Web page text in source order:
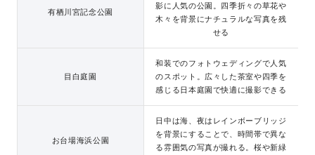
有栖川宮記念公園
影に人気の公園。四季折々の草花や
木々を背景にナチュラルな写真を残
せる
目白庭園
和装でのフォトウェディングで人気
のスポット。広々した茶室や四季を
感じる日本庭園で快適に撮影できる
お台場海浜公園
日中は海、夜はレインボーブリッジ
を背景にすることで、時間帯で異な
る雰囲気の写真が撮れる。桜や新緑